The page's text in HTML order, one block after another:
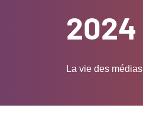
2024
La vie des médias